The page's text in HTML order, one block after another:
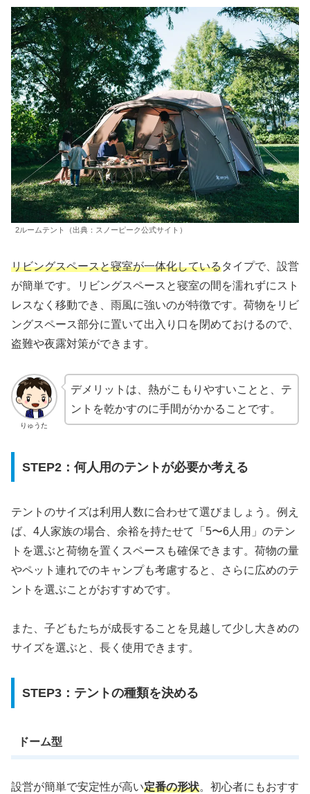
2ルームテント（出典：スノーピーク公式サイト）
リビングスペースと寝室が一体化しているタイプで、設営
が簡単です。リビングスペースと寝室の間を濡れずにスト
レスなく移動でき、雨風に強いのが特徴です。荷物をリビ
ングスペース部分に置いて出入り口を閉めておけるので、
盗難や夜露対策ができます。
りゅうた
デメリットは、熱がこもりやすいことと、テ
ントを乾かすのに手間がかかることです。
STEP2：何人用のテントが必要か考える
テントのサイズは利用人数に合わせて選びましょう。例え
ば、4人家族の場合、余裕を持たせて「5〜6人用」のテン
トを選ぶと荷物を置くスペースも確保できます。荷物の量
やペット連れでのキャンプも考慮すると、さらに広めのテ
ントを選ぶことがおすすめです。
また、子どもたちが成長することを見越して少し大きめの
サイズを選ぶと、長く使用できます。
STEP3：テントの種類を決める
ドーム型
設営が簡単で安定性が高い定番の形状。初心者にもおすす